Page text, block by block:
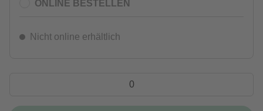
ONLINE BESTELLEN
Nicht online erhältlich